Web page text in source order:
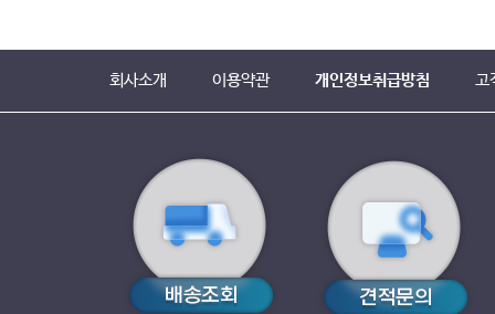
회사소개 이용약관 개인정보취급방침 고